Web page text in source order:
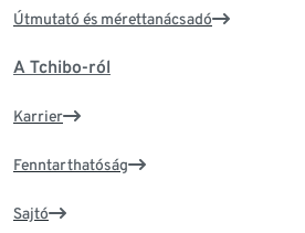
Útmutató és mérettanácsadó
A Tchibo-ról
Karrier
Fenntarthatóság
Sajtó